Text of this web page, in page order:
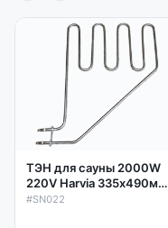
ТЭН для сауны 2000W
220V Harvia 335х490мм
(косой)
#SN022